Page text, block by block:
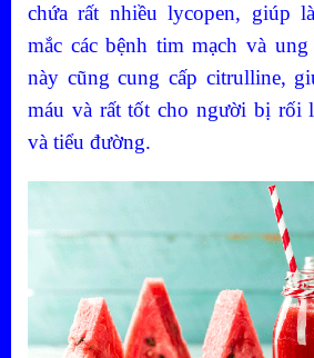
chứa rất nhiều lycopen, giúp
mắc các bệnh tim mạch và
này cũng cung cấp citrulline,
máu và rất tốt cho người bị rối
và tiểu đường.